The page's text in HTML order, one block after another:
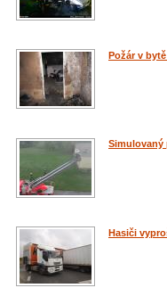
Požár v
Simulovaný
Hasiči